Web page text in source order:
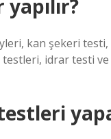
kan şekeri
idrar testi